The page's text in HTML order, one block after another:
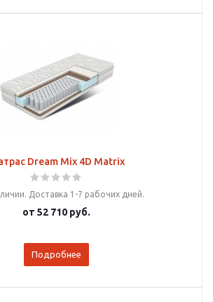
Dream Mix 4D Matrix
Доставка 1-7 рабочих дней.
от 52 710 руб.
Подробнее